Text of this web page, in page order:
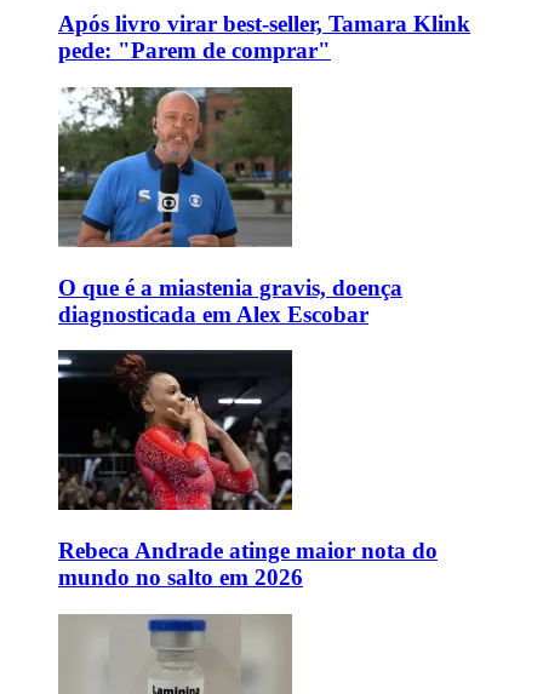
Após livro virar best-seller, Tamara Klink
pede: "Parem de comprar"
O que é a miastenia gravis, doença
diagnosticada em Alex Escobar
Rebeca Andrade atinge maior nota do
mundo no salto em 2026